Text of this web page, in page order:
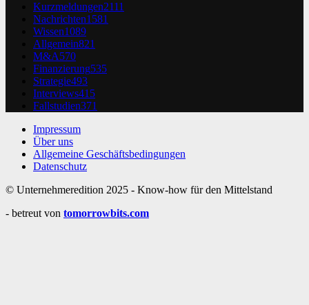
Kurzmeldungen2111
Nachrichten1581
Wissen1089
Allgemein821
M&A570
Finanzierung535
Strategie493
Interviews415
Fallstudien371
Impressum
Über uns
Allgemeine Geschäftsbedingungen
Datenschutz
© Unternehmeredition 2025 - Know-how für den Mittelstand
- betreut von tomorrowbits.com